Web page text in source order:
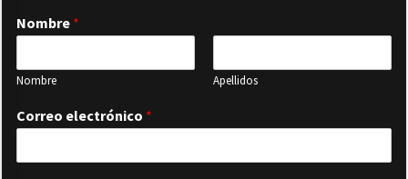
Nombre *
Nombre Apellidos
Correo electrónico *